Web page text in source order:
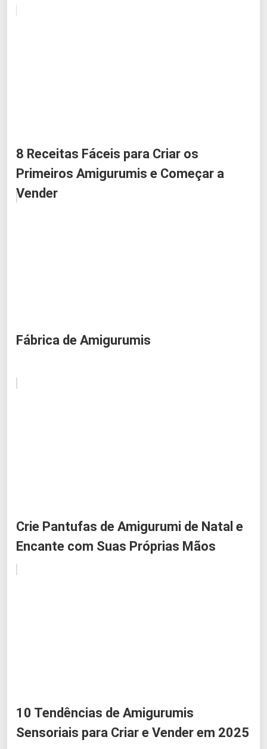
8 Receitas Fáceis para Criar os
Primeiros Amigurumis e Começar a
Vender
Fábrica de Amigurumis
Crie Pantufas de Amigurumi de Natal e
Encante com Suas Próprias Mãos
10 Tendências de Amigurumis
Sensoriais para Criar e Vender em 2025